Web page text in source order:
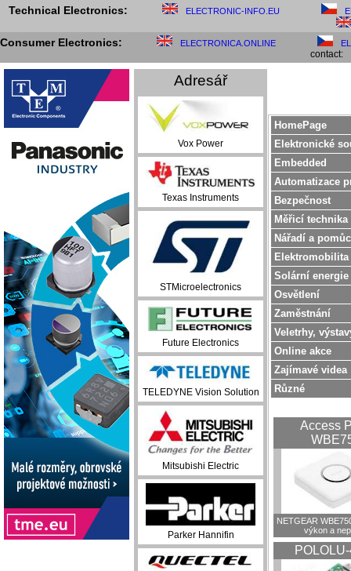
Technical Electronics: ELECTRONIC-INFO.EU
Consumer Electronics: ELECTRONICA.ONLINE
contact:
Adresář
Vox Power
Texas Instruments
STMicroelectronics
Future Electronics
TELEDYNE Vision Solution
Mitsubishi Electric
Parker Hannifin
HomePage
Elektronické
Embedded
Automatizace
Bezpečnost
Měřicí technika
Nářadí a
Elektromobilita
Solární energie
Osvětlení
Zaměstnání
Veletrhy,
Online akce
Zajímavé videa
Různé
Access
NETGEAR
výkon a